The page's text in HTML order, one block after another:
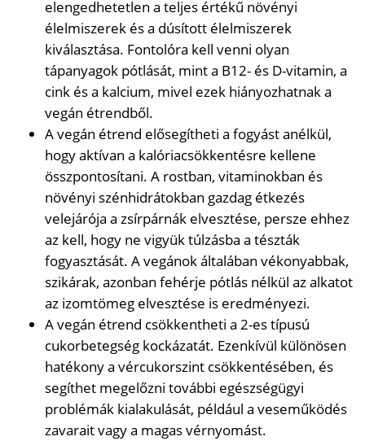
elengedhetetlen a teljes értékű növényi
élelmiszerek és a dúsított élelmiszerek
kiválasztása. Fontolóra kell venni olyan
tápanyagok pótlását, mint a B12- és D-vitamin, a
cink és a kalcium, mivel ezek hiányozhatnak a
vegán étrendből.
A vegán étrend elősegítheti a fogyást anélkül,
hogy aktívan a kalóriacsökkentésre kellene
összpontosítani. A rostban, vitaminokban és
növényi szénhidrátokban gazdag étkezés
velejárója a zsírpárnák elvesztése, persze ehhez
az kell, hogy ne vigyük túlzásba a tészták
fogyasztását. A vegánok általában vékonyabbak,
szikárak, azonban fehérje pótlás nélkül az alkatot
az izomtömeg elvesztése is eredményezi.
A vegán étrend csökkentheti a 2-es típusú
cukorbetegség kockázatát. Ezenkívül különösen
hatékony a vércukorszint csökkentésében, és
segíthet megelőzni további egészségügyi
problémák kialakulását, például a veseműködés
zavarait vagy a magas vérnyomást.